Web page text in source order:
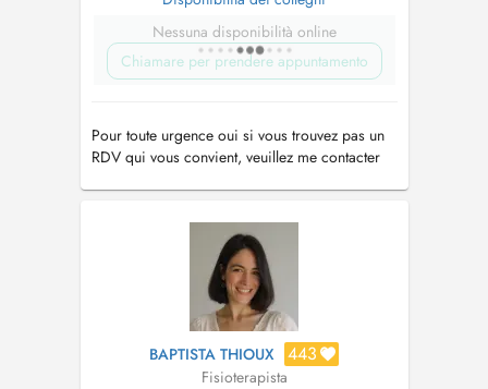
Nessuna disponibilità online
Chiamare per prendere appuntamento
Pour toute urgence oui si vous trouvez pas un
RDV qui vous convient, veuillez me contacter
BAPTISTA THIOUX 443
Fisioterapista